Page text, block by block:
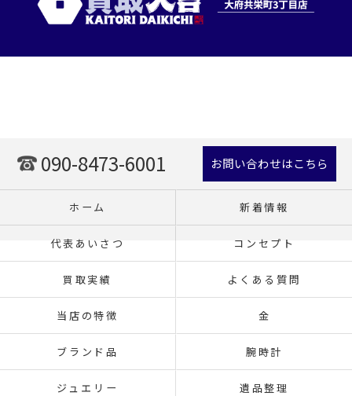
090-8473-6001 お問い合わせはこちら
ホーム 新着情報
代表あいさつ コンセプト
買取実績 よくある質問
当店の特徴 金
ブランド品 腕時計
ジュエリー 遺品整理